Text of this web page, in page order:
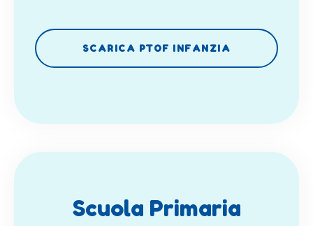
SCARICA PTOF INFANZIA
Scuola Primaria